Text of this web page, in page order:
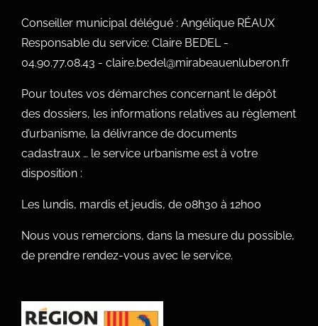
Conseiller municipal délégué : Angélique RÉAUX
Responsable du service: Claire BEDEL -
04.90.77.08.43 - claire.bedel@mirabeauenluberon.fr
Pour toutes vos démarches concernant le dépôt
des dossiers, les informations relatives au règlement
d’urbanisme, la délivrance de documents
cadastraux … le service urbanisme est à votre
disposition :
Les lundis, mardis et jeudis, de 08h30 à 12h00
Nous vous remercions, dans la mesure du possible,
de prendre rendez-vous avec le service.